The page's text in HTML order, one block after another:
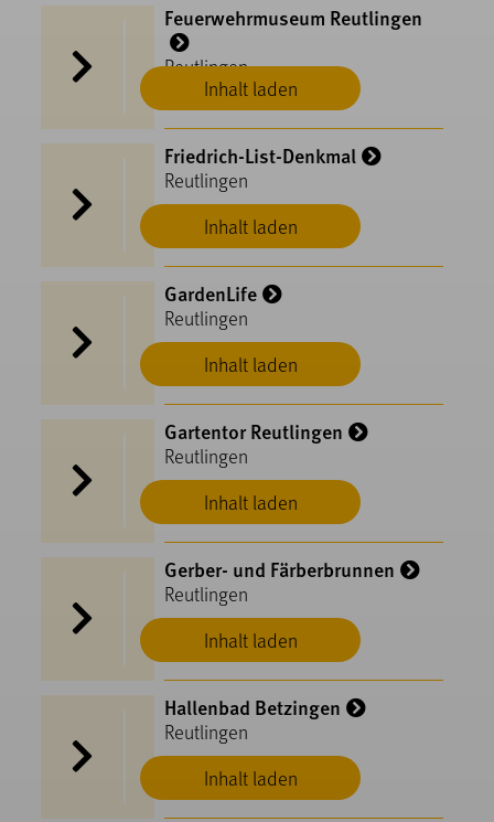
Inhalt laden
Feuerwehrmuseum Reutlingen
Reutlingen
Inhalt laden
Friedrich-List-Denkmal
Reutlingen
Inhalt laden
GardenLife
Reutlingen
Inhalt laden
Gartentor Reutlingen
Reutlingen
Inhalt laden
Gerber- und Färberbrunnen
Reutlingen
Inhalt laden
Hallenbad Betzingen
Reutlingen